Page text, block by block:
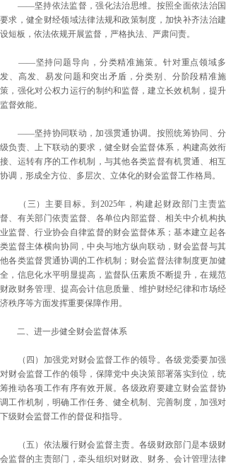
——坚持依法监督，强化法治思维。按照全面依法治国
要求，健全财经领域法律法规和政策制度，加快补齐法治建
设短板，依法依规开展监督，严格执法、严肃问责。
——坚持问题导向，分类精准施策。针对重点领域多
发、高发、易发问题和突出矛盾，分类别、分阶段精准施
策，强化对公权力运行的制约和监督，建立长效机制，提升
监督效能。
——坚持协同联动，加强贯通协调。按照统筹协同、分
级负责、上下联动的要求，健全财会监督体系，构建高效衔
接、运转有序的工作机制，与其他各类监督有机贯通、相互
协调，形成全方位、多层次、立体化的财会监督工作格局。
（三）主要目标。到2025年，构建起财政部门主责监
督、有关部门依责监督、各单位内部监督、相关中介机构执
业监督、行业协会自律监督的财会监督体系；基本建立起各
类监督主体横向协同，中央与地方纵向联动，财会监督与其
他各类监督贯通协调的工作机制；财会监督法律制度更加健
全，信息化水平明显提高，监督队伍素质不断提升，在规范
财政财务管理、提高会计信息质量、维护财经纪律和市场经
济秩序等方面发挥重要保障作用。
二、进一步健全财会监督体系
（四）加强党对财会监督工作的领导。各级党委要加强
对财会监督工作的领导，保障党中央决策部署落实到位，统
筹推动各项工作有序有效开展。各级政府要建立财会监督协
调工作机制，明确工作任务、健全机制、完善制度，加强对
下级财会监督工作的督促和指导。
（五）依法履行财会监督主责。各级财政部门是本级财
会监督的主责部门，牵头组织对财政、财务、会计管理法律